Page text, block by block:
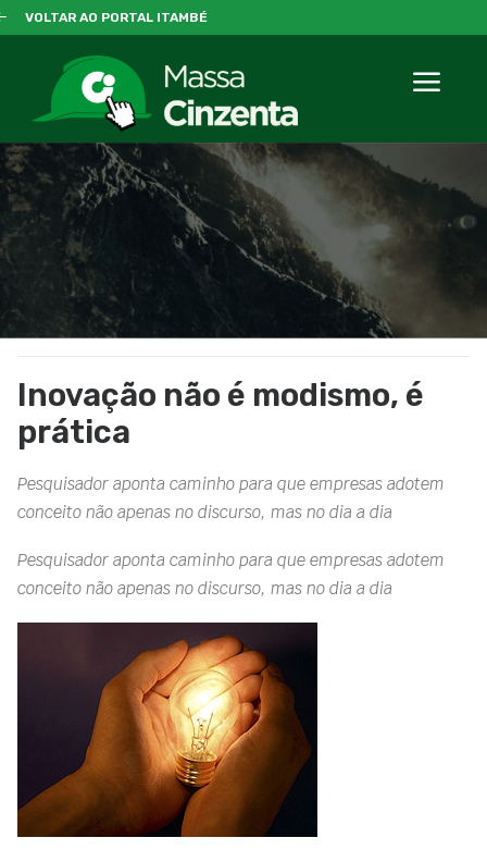
VOLTAR AO PORTAL ITAMBÉ
Inovação não é modismo, é
prática
Pesquisador aponta caminho para que empresas adotem
conceito não apenas no discurso, mas no dia a dia
Pesquisador aponta caminho para que empresas adotem
conceito não apenas no discurso, mas no dia a dia